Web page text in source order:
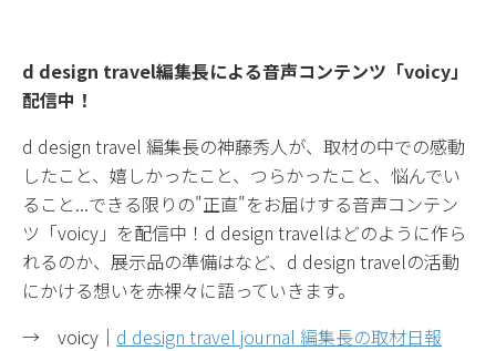
d design travel編集長による音声コンテンツ「voicy」
配信中！
d design travel 編集長の神藤秀人が、取材の中での感動
したこと、嬉しかったこと、つらかったこと、悩んでい
ること...できる限りの"正直"をお届けする音声コンテン
ツ「voicy」を配信中！d design travelはどのように作ら
れるのか、展示品の準備はなど、d design travelの活動
にかける想いを赤裸々に語っていきます。
→ voicy｜ d design travel journal 編集長の取材日報